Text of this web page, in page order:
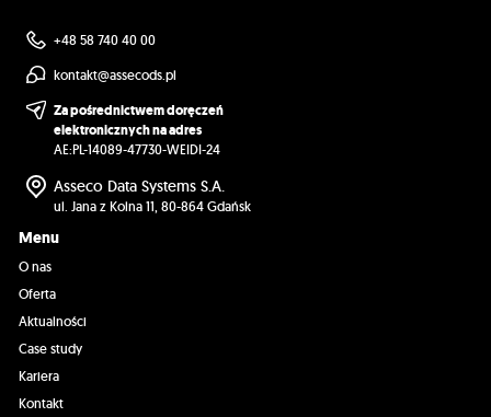
+48 58 740 40 00
kontakt@assecods.pl
Za pośrednictwem doręczeń
elektronicznych na adres
AE:PL-14089-47730-WEIDI-24
Asseco Data Systems S.A.
ul. Jana z Kolna 11, 80-864 Gdańsk
Menu
O nas
Oferta
Aktualności
Case study
Kariera
Kontakt